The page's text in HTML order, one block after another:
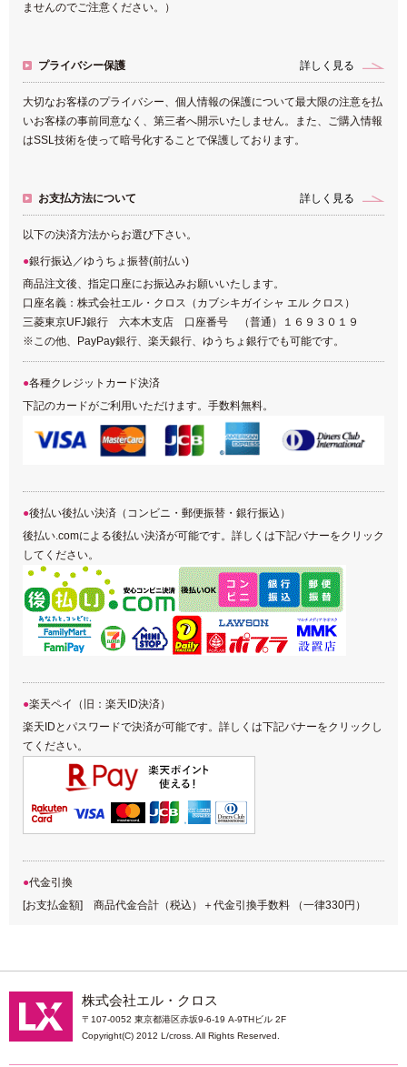
ませんのでご注意ください。）
プライバシー保護 詳しく見る
大切なお客様のプライバシー、個人情報の保護について最大限の注意を払
いお客様の事前同意なく、第三者へ開示いたしません。また、ご購入情報
はSSL技術を使って暗号化することで保護しております。
お支払方法について 詳しく見る
以下の決済方法からお選び下さい。
銀行振込／ゆうちょ振替(前払い)
商品注文後、指定口座にお振込みお願いいたします。
口座名義：株式会社エル・クロス（カブシキガイシャ エル クロス）
三菱東京UFJ銀行 六本木支店 口座番号 （普通）１６９３０１９
※この他、PayPay銀行、楽天銀行、ゆうちょ銀行でも可能です。
各種クレジットカード決済
下記のカードがご利用いただけます。手数料無料。
後払い後払い決済（コンビニ・郵便振替・銀行振込）
後払い.comによる後払い決済が可能です。詳しくは下記バナーをクリック
してください。
楽天ペイ（旧：楽天ID決済）
楽天IDとパスワードで決済が可能です。詳しくは下記バナーをクリックし
てください。
代金引換
[お支払金額] 商品代金合計（税込）＋代金引換手数料 （一律330円）
株式会社エル・クロス
〒107-0052 東京都港区赤坂9-6-19 A-9THビル 2F
Copyright(C) 2012 L/cross. All Rights Reserved.